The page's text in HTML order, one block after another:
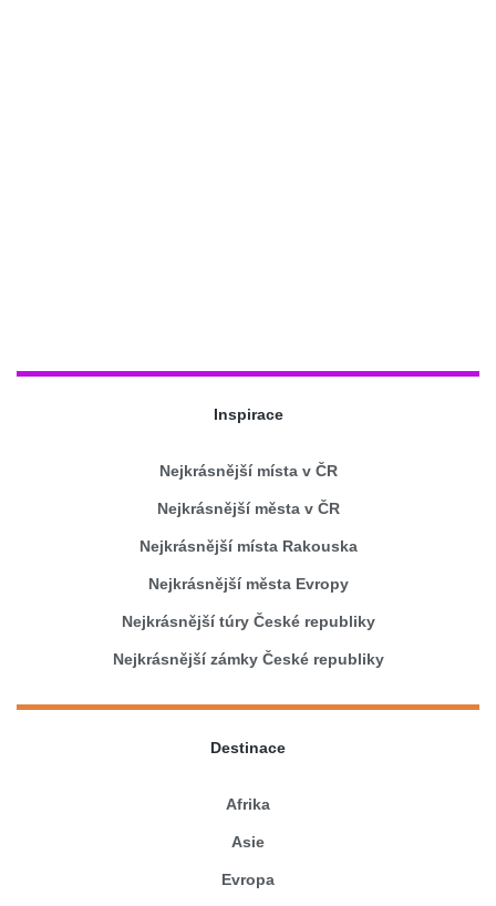
Inspirace
Nejkrásnější místa v ČR
Nejkrásnější města v ČR
Nejkrásnější místa Rakouska
Nejkrásnější města Evropy
Nejkrásnější túry České republiky
Nejkrásnější zámky České republiky
Destinace
Afrika
Asie
Evropa